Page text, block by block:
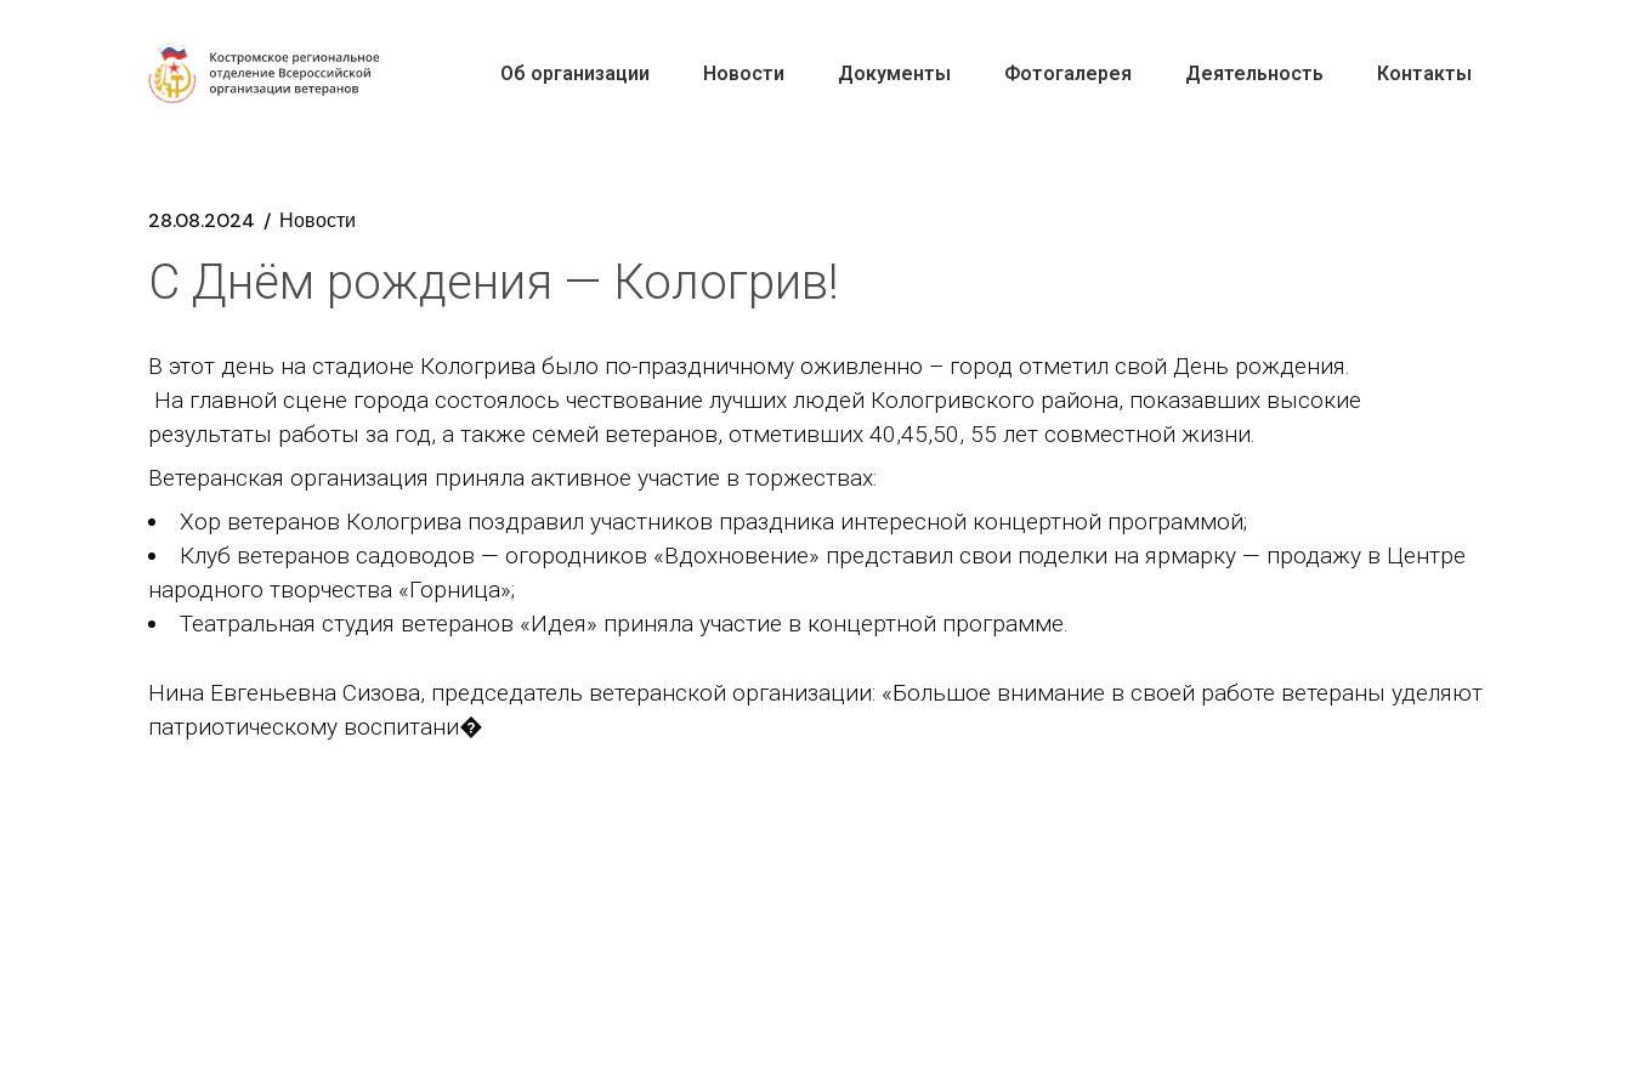
Об организации Новости Документы Фотогалерея Деятельность Контакты
28.08.2024 Новости
С Днём рождения — Кологрив!
В этот день на стадионе Кологрива было по-праздничному оживленно – город отметил свой День рождения.
На главной сцене города состоялось чествование лучших людей Кологривского района, показавших высокие
результаты работы за год, а также семей ветеранов, отметивших 40,45,50, 55 лет совместной жизни.
Ветеранская организация приняла активное участие в торжествах:
Хор ветеранов Кологрива поздравил участников праздника интересной концертной программой;
Клуб ветеранов садоводов — огородников «Вдохновение» представил свои поделки на ярмарку — продажу в Центре
народного творчества «Горница»;
Театральная студия ветеранов «Идея» приняла участие в концертной программе.
Нина Евгеньевна Сизова, председатель ветеранской организации: «Большое внимание в своей работе ветераны уделяют
патриотическому воспитани�